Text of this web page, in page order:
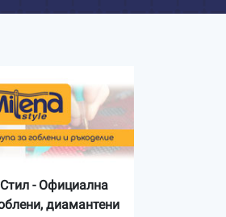
- Официална
диамантени